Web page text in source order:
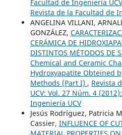
Facultad de Ingeniería
Revista de la Facultad de
ANGELINA VILLANI,
GONZÁLEZ,
CERÁMICA DE
DISTINTOS MÉTODOS DE
Chemical and Ceramic
Hydroxyapatite Obteined
Methods (Part I) , Revista
UCV: Vol. 27 Núm. 4
Ingeniería UCV
Jesús Rodríguez, Patricia
Cassier, INFLUENCE OF